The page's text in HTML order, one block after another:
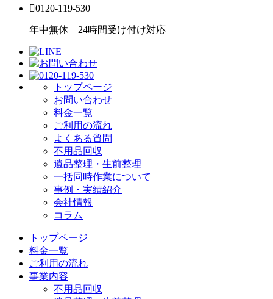
0120-119-530
年中無休 24時間受け付け対応
トップページ
お問い合わせ
料金一覧
ご利用の流れ
よくある質問
不用品回収
遺品整理・生前整理
一括同時作業について
事例・実績紹介
会社情報
コラム
トップページ
料金一覧
ご利用の流れ
事業内容
不用品回収